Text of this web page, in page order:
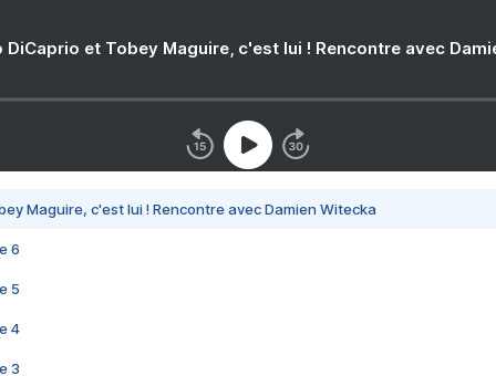
DiCaprio et Tobey Maguire, c'est lui ! Rencontre avec
Maguire, c'est lui ! Rencontre avec Damien Witecka
6
5
4
3